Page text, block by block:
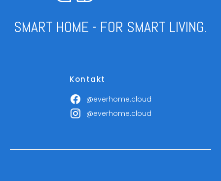
SMART HOME - FOR SMART LIVING.
Kontakt
@everhome.cloud
@everhome.cloud